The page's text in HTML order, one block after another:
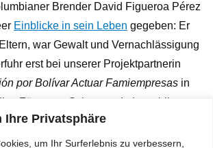
Ihre Privatsphäre
um Ihr Surferlebnis zu verbessern,
Brender David Figueroa Pérez
Einblicke in sein Leben gegeben: Er
war Gewalt und Vernachlässigung
erst bei unserer Projektpartnerin
por Bolívar Actuar Famiempresas in
Fürsorge, Schutz und ein stabiles
wurde ein Wendepunkt in seinem
er übrigens schon 2016, alsActuar